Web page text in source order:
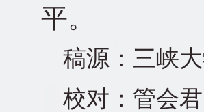
平。
稿源：三峡
校对：管会君